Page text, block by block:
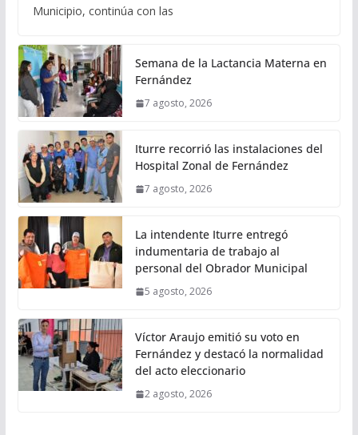
Municipio, continúa con las
Semana de la Lactancia Materna en
Fernández
7 agosto, 2026
Iturre recorrió las instalaciones del
Hospital Zonal de Fernández
7 agosto, 2026
La intendente Iturre entregó
indumentaria de trabajo al
personal del Obrador Municipal
5 agosto, 2026
Víctor Araujo emitió su voto en
Fernández y destacó la normalidad
del acto eleccionario
2 agosto, 2026